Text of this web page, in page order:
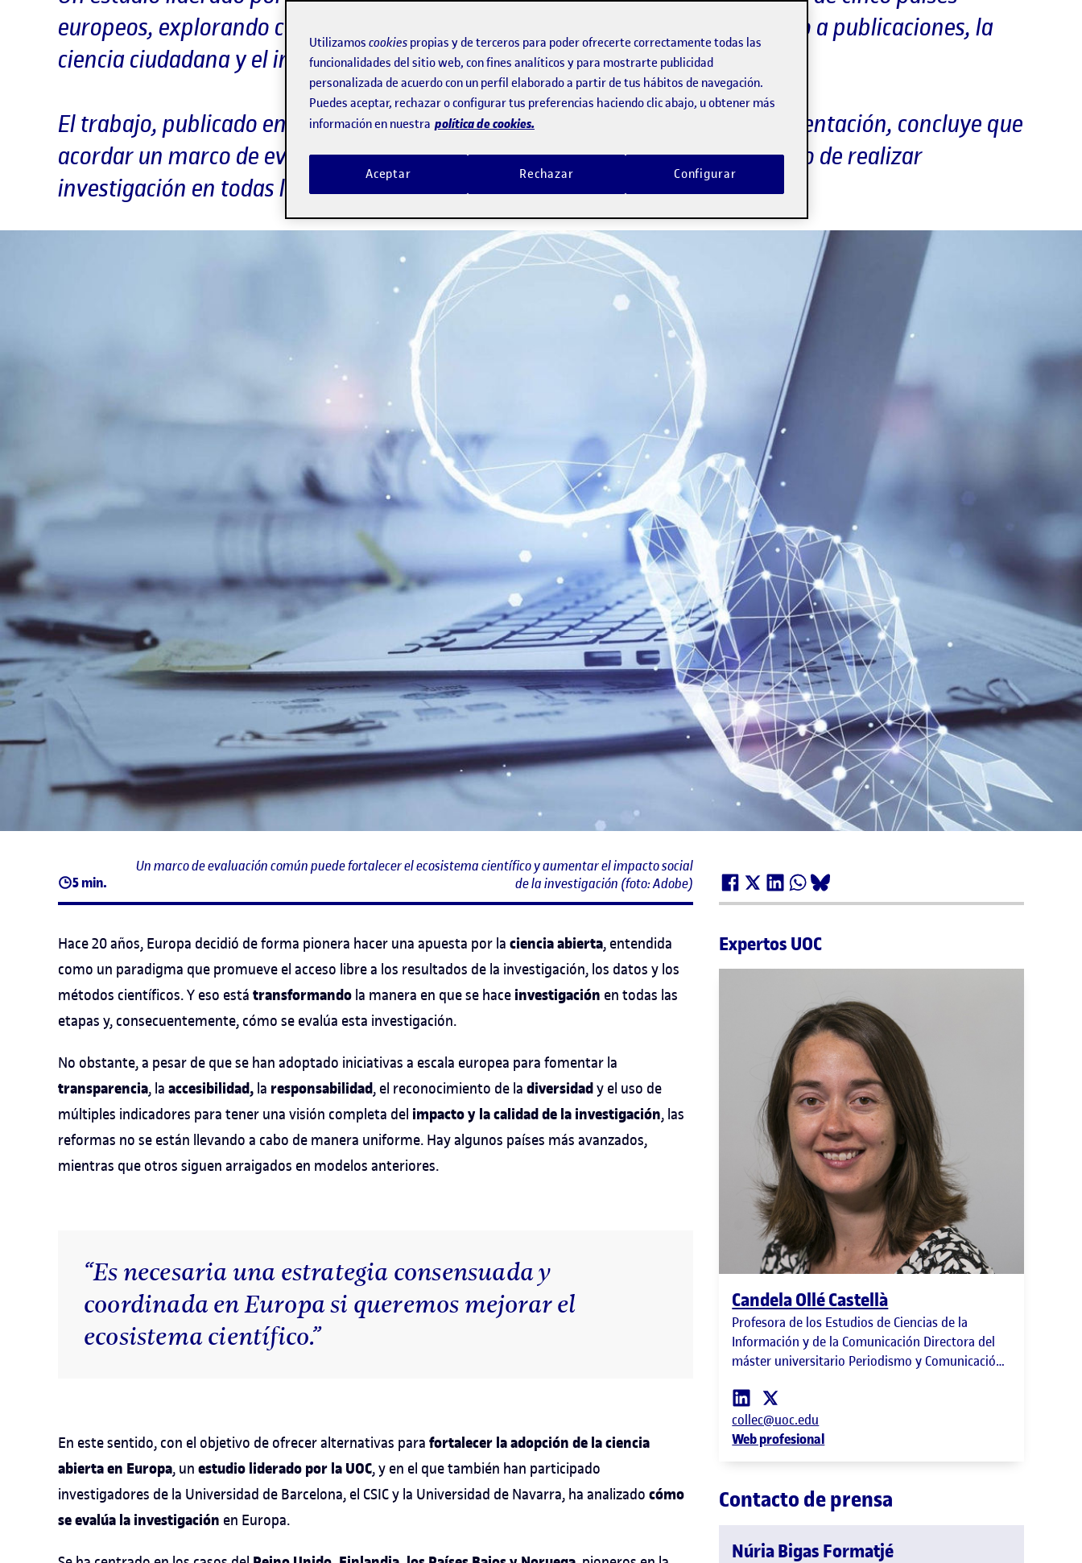
europeos, explorando cómo cada uno aborda aspectos como el acceso abierto a publicaciones, la
ciencia ciudadana y el impacto social de la investigación
El trabajo, publicado en Ibersid, Revista de Sistemas de Información y Documentación, concluye que
acordar un marco de evaluación coordinado y consensuado mejoraría el modo de realizar
investigación en todas las etapas
5 min.
Un marco de evaluación común puede fortalecer el ecosistema científico y aumentar el impacto social
de la investigación (foto: Adobe)
Hace 20 años, Europa decidió de forma pionera hacer una apuesta por la ciencia abierta, entendida
como un paradigma que promueve el acceso libre a los resultados de la investigación, los datos y los
métodos científicos. Y eso está transformando la manera en que se hace investigación en todas las
etapas y, consecuentemente, cómo se evalúa esta investigación.
No obstante, a pesar de que se han adoptado iniciativas a escala europea para fomentar la
transparencia, la accesibilidad, la responsabilidad, el reconocimiento de la diversidady el uso de
múltiples indicadores para tener una visión completa del impacto y la calidad de la investigación, las
reformas no se están llevando a cabo de manera uniforme. Hay algunos países más avanzados,
mientras que otros siguen arraigados en modelos anteriores.
“Es necesaria una estrategia consensuada y
coordinada en Europa si queremos mejorar el
ecosistema científico.”
En este sentido, con el objetivo de ofrecer alternativas para fortalecer la adopción de la ciencia
abiertaen Europa, un estudio liderado por la UOC, y en el que también han participado
investigadores de la Universidad de Barcelona, el CSIC y la Universidad de Navarra, ha analizado cómo
se evalúa la investigación en Europa.
Expertos UOC
Candela Ollé Castellà
Profesora de los Estudios de Ciencias de la
Información y de la Comunicación Directora del
máster universitario Periodismo y Comunicación
collec@uoc.edu
Web profesional
Contacto de prensa
Núria Bigas Formatjé
Utilizamos cookies propias y de terceros para poder ofrecerte correctamente todas las
funcionalidades del sitio web, con fines analíticos y para mostrarte publicidad
personalizada de acuerdo con un perfil elaborado a partir de tus hábitos de navegación.
Puedes aceptar, rechazar o configurar tus preferencias haciendo clic abajo, u obtener más
información en nuestra política de cookies.
Rechazar
Aceptar Configurar